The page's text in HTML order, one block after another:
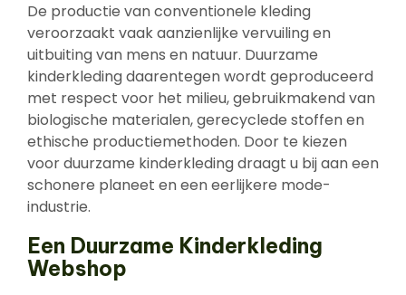
De productie van conventionele kleding
veroorzaakt vaak aanzienlijke vervuiling en
uitbuiting van mens en natuur. Duurzame
kinderkleding daarentegen wordt geproduceerd
met respect voor het milieu, gebruikmakend van
biologische materialen, gerecyclede stoffen en
ethische productiemethoden. Door te kiezen
voor duurzame kinderkleding draagt u bij aan een
schonere planeet en een eerlijkere mode-
industrie.
Een Duurzame Kinderkleding
Webshop